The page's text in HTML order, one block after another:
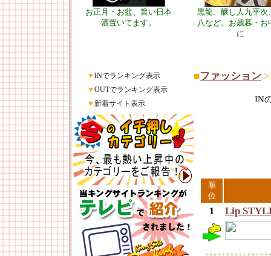
お正月・お盆、旨い日本
酒置いてます。
黒龍、醸し人九平次
八など。お歳暮・お
に
▼INでランキング表示
▼OUTでランキング表示
▼新着サイト表示
■ファッション
IN
順
位
1 Lip